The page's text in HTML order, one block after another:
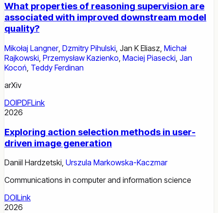
What properties of reasoning supervision are
associated with improved downstream model
quality?
Mikołaj Langner, Dzmitry Pihulski Jan K Eliasz Michał
Rajkowski Przemysław Kazienko Maciej Piasecki Jan
Kocoń Teddy Ferdinan
arXiv
DOIPDFLink
2026
Exploring action selection methods in user-
driven image generation
Daniil Hardzetski, Urszula Markowska-Kaczmar
Communications in computer and information science
DOILink
2026